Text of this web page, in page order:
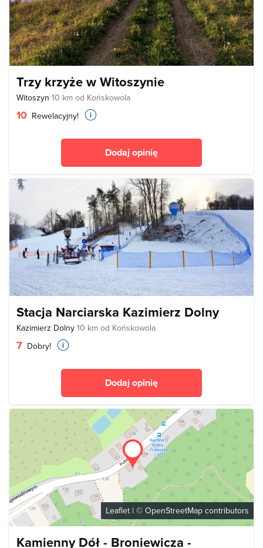
Trzy krzyże w Witoszynie
Witoszyn 10 km od Końskowola
10 Rewelacyjny!
Dodaj opinię
Stacja Narciarska Kazimierz Dolny
Kazimierz Dolny 10 km od Końskowola
7 Dobry!
Dodaj opinię
Leaflet | © OpenStreetMap contributors
Kamienny Dół - Broniewicza -